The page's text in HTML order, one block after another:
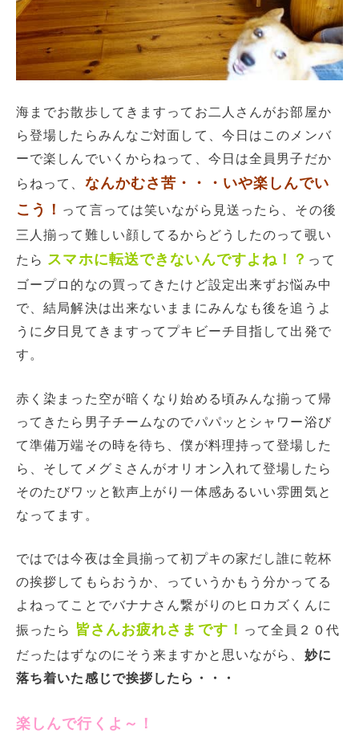
海までお散歩してきますってお二人さんがお部屋か
ら登場したらみんなご対面して、今日はこのメンバ
ーで楽しんでいくからねって、今日は全員男子だか
らねって、 なんかむさ苦・・・いや楽しんでい
こう！ って言っては笑いながら見送ったら、その後
三人揃って難しい顔してるからどうしたのって覗い
たら スマホに転送できないんですよね！？ って
ゴープロ的なの買ってきたけど設定出来ずお悩み中
で、結局解決は出来ないままにみんなも後を追うよ
うに夕日見てきますってプキビーチ目指して出発で
す。
赤く染まった空が暗くなり始める頃みんな揃って帰
ってきたら男子チームなのでパパッとシャワー浴び
て準備万端その時を待ち、僕が料理持って登場した
ら、そしてメグミさんがオリオン入れて登場したら
そのたびワッと歓声上がり一体感あるいい雰囲気と
なってます。
ではでは今夜は全員揃って初プキの家だし誰に乾杯
の挨拶してもらおうか、っていうかもう分かってる
よねってことでバナナさん繋がりのヒロカズくんに
振ったら 皆さんお疲れさまです！ って全員２０代
だったはずなのにそう来ますかと思いながら、 妙に
落ち着いた感じで挨拶したら・・・
楽しんで行くよ～！